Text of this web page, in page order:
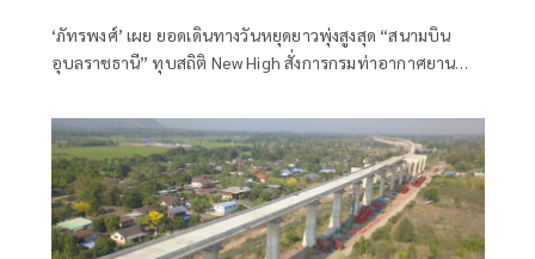
‘ภัทรพงศ์’ เผย ยอดเดินทางวันหยุดยาวพุ่งสูงสุด “สนามบิน
อุบลราชธานี” ทุบสถิติ New High สั่งการกรมท่าอากาศยาน
เทียนพรรษา - ดันรายได้ท่องเที่ยวภูมิภาคคึกคัก